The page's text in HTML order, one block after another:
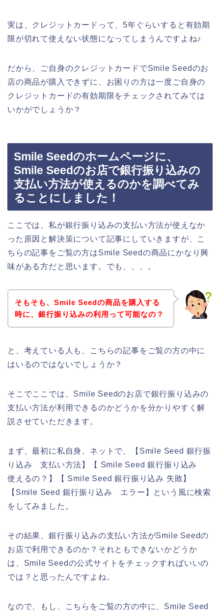
実は、クレジットカードって、5年ぐらいすると有効期
限が切れて使えない状態になってしまうんですよね♪
だから、ご自身のクレジットカードでSmile Seedのお
店の商品が購入できずに、お困りの方は一度ご自身の
クレジットカードの有効期限をチェックされてみては
いかがでしょうか？
Smile Seedのホームページに、
Smile Seedのお店で銀行振り込みの
支払い方法が使えるのかを調べてみ
ることにしました！
ここでは、私が銀行振り込みの支払い方法が使えなか
った原因と解決策について記事にしていきますが、こ
ちらの記事をご覧の方はSmile Seedの商品にかなり興
味がある方だと思います。でも、、、。
そもそも、Smile Seedの商品を購入する
時に、銀行振り込みの利用って可能なの？
と、考えている人も、こちらの記事をご覧の方の中に
はいるのではないでしょうか？
そこでここでは、Smile Seedのお店で銀行振り込みの
支払い方法が利用できるのかどうかを分かりやすく解
説させていただきます。
まず、最初に私自身、ネットで、【Smile Seed 銀行振
り込み 支払い方法】【 Smile Seed 銀行振り込み
使えるの？】【 Smile Seed 銀行振り込み 失敗】
【Smile Seed 銀行振り込み エラー】という風に検索
をしてみました。
その結果、銀行振り込みの支払い方法がSmile Seedの
お店で利用できるのか？それともできないかどうか
は、Smile Seedの公式サイトをチェックすればいいの
では？と思ったんですよね。
なので、もし、こちらをご覧の方の中に、Smile Seed